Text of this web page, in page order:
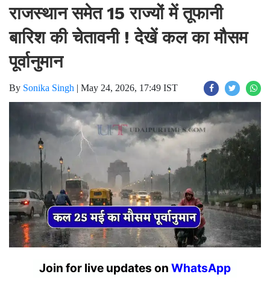
राजस्थान समेत 15 राज्यों में तूफानी
बारिश की चेतावनी ! देखें कल का मौसम
पूर्वानुमान
By Sonika Singh | May 24, 2026, 17:49 IST
Join for live updates on WhatsApp